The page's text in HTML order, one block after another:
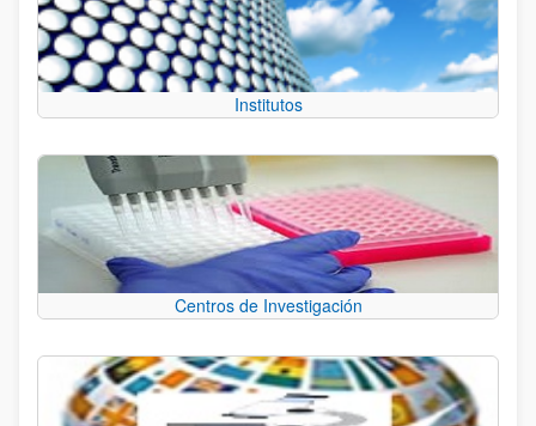
Institutos
Centros de Investigación